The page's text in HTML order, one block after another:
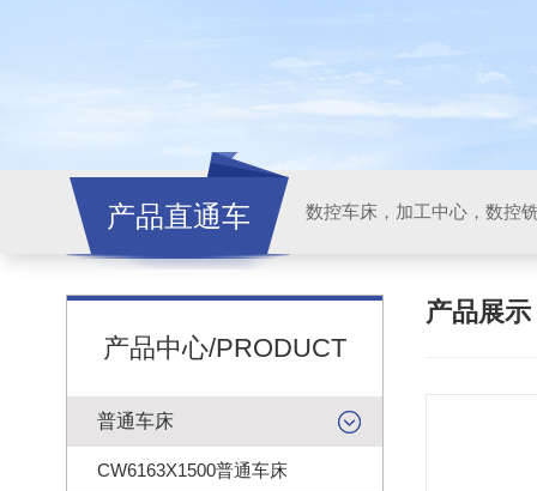
产品直通车
产品中心/PRODUCT
普通车床
CW6163X1500普通车床
产品展示